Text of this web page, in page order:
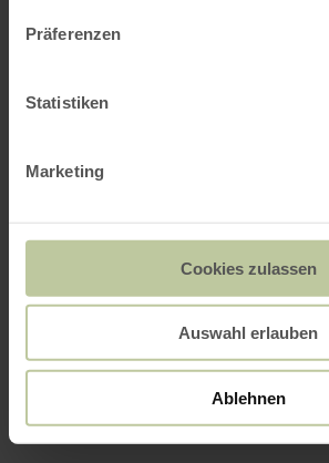
Präferenzen
Statistiken
Marketing
Cookies zulassen
Auswahl erlauben
Ablehnen